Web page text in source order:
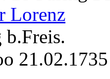
Lorenz